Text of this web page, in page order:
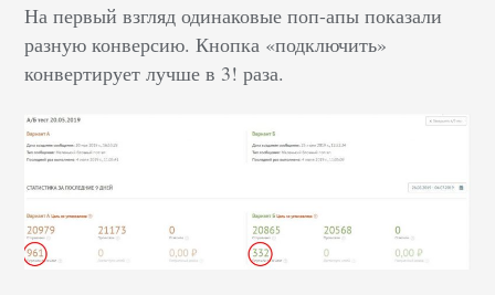
На первый взгляд одинаковые поп-апы показали
разную конверсию. Кнопка «подключить»
конвертирует лучше в 3! раза.